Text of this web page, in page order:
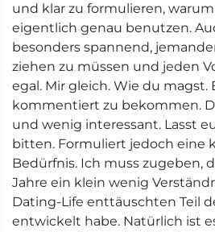
und klar zu formulieren,
eigentlich genau benutzen.
besonders spannend,
ziehen zu müssen und jeden
egal. Mir gleich. Wie du magst.
kommentiert zu bekommen.
und wenig interessant. Lasst
bitten. Formuliert jedoch eine
Bedürfnis. Ich muss zugeben,
Jahre ein klein wenig
Dating-Life enttäuschten Teil
entwickelt habe. Natürlich ist